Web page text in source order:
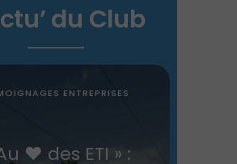
du Club
ENTREPRISES
❤️ des ETI » :